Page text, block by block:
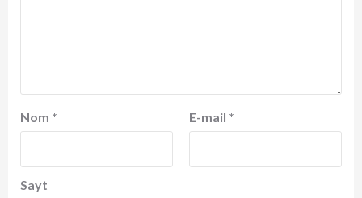
Nom * E-mail *
Sayt